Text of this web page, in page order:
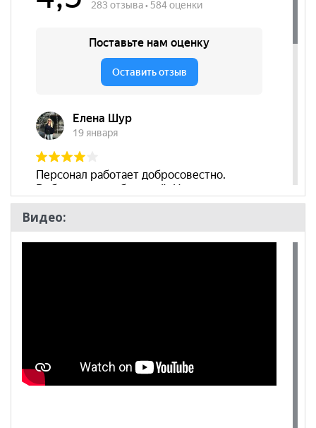
Стиль
Классический
Видео: